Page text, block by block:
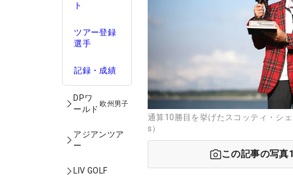
ト
ツアー登録
選手
記録・成績
DPワ
ールド
欧州男子
アジアンツア
ー
LIV GOLF
通算10勝目を挙げたスコッティ・シ
s）
この記事の写真